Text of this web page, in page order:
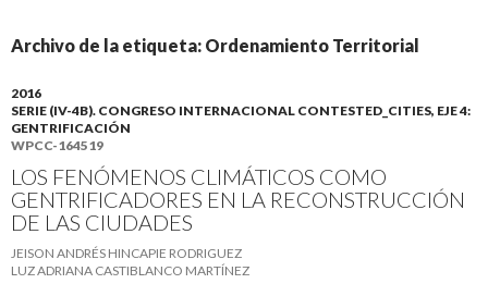
Archivo de la etiqueta: Ordenamiento Territorial
2016
SERIE (IV-4B). CONGRESO INTERNACIONAL CONTESTED_CITIES, EJE 4:
GENTRIFICACIÓN
WPCC-164519
LOS FENÓMENOS CLIMÁTICOS COMO
GENTRIFICADORES EN LA RECONSTRUCCIÓN
DE LAS CIUDADES
JEISON ANDRÉS HINCAPIE RODRIGUEZ
LUZ ADRIANA CASTIBLANCO MARTÍNEZ